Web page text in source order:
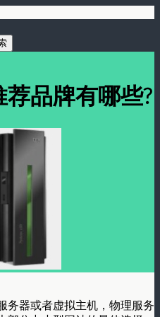
品牌有哪些?
务器或者虚拟主机，物理服务